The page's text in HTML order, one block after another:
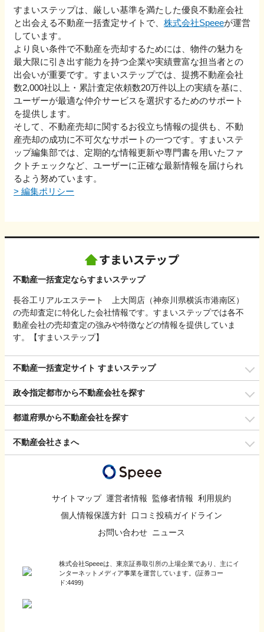
すまいステップは、厳しい基準を満たした優良不動産会社
と出会える不動産一括査定サイトで、 株式会社Speeeが運営
しています。
より良い条件で不動産を売却するためには、物件の魅力を
最大限に引き出す能力を持つ企業や実績豊富な担当者との
出会いが重要です。すまいステップでは、提携不動産会社
数2,000社以上・累計査定依頼数20万件以上の実績を基に、
ユーザーが最適な仲介サービスを選択するためのサポート
を提供します。
そして、不動産売却に関するお役立ち情報の提供も、不動
産売却の成功に不可欠なサポートの一つです。すまいステ
ップ編集部では、定期的な情報更新や専門書を用いたファ
クトチェックなど、ユーザーに正確な最新情報を届けられ
るよう努めています。
> 編集ポリシー
不動産一括査定ならすまいステップ
長谷工リアルエステート 上大岡店（神奈川県横浜市港南区）
の売却査定に特化した会社情報です。すまいステップでは各不
動産会社の売却査定の強みや特徴などの情報を提供していま
す。【すまいステップ】
不動産一括査定サイト すまいステップ
政令指定都市から不動産会社を探す
都道府県から不動産会社を探す
不動産会社さまへ
サイトマップ 運営者情報 監修者情報 利用規約
個人情報保護方針 口コミ投稿ガイドライン
お問い合わせ ニュース
株式会社Speeeは、東京証券取引所の上場企業であり、主にイ
ンターネットメディア事業を運営しています。(証券コー
ド:4499)